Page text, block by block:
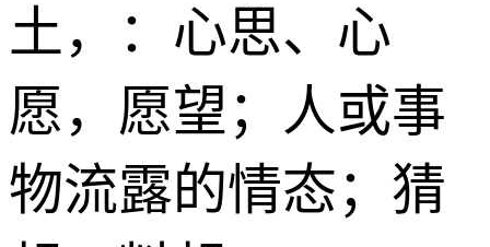
土，：心思、心
愿，愿望；人或事
物流露的情态；猜